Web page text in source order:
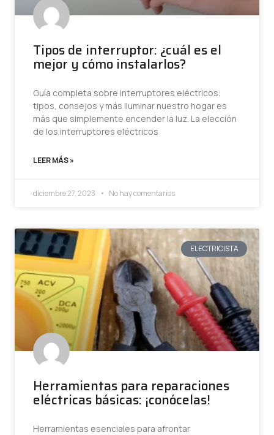
Tipos de interruptor: ¿cuál es el
mejor y cómo instalarlos?
Guía completa sobre interruptores eléctricos:
tipos, consejos y más Iluminar nuestro hogar es
más que simplemente encender la luz. La elección
de los interruptores eléctricos
LEER MÁS »
diciembre 27, 2023 No hay comentarios
ELECTRICISTA
Herramientas para reparaciones
eléctricas básicas: ¡conócelas!
Herramientas esenciales para afrontar